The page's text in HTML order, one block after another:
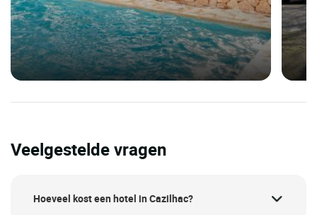
Veelgestelde vragen
Hoeveel kost een hotel in Cazilhac?